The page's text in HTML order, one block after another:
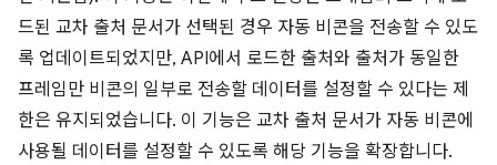
드된 교차 출처 문서가 선택된 경우 자동 비콘을 전송할 수 있도
록 업데이트되었지만, API에서 로드한 출처와 출처가 동일한
프레임만 비콘의 일부로 전송할 데이터를 설정할 수 있다는 제
한은 유지되었습니다. 이 기능은 교차 출처 문서가 자동 비콘에
사용될 데이터를 설정할 수 있도록 해당 기능을 확장합니다.